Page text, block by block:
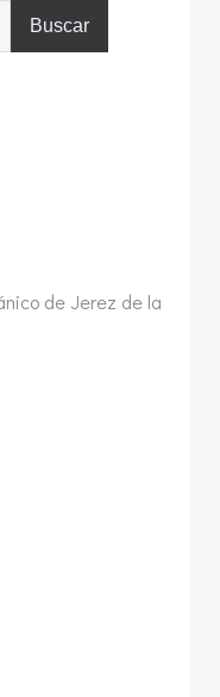
Buscar
de Jerez de la